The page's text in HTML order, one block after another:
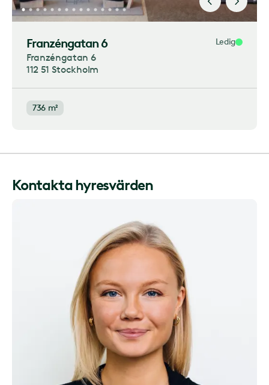
Franzéngatan 6 Ledig
Franzéngatan 6
112 51 Stockholm
736 m²
Kontakta hyresvärden